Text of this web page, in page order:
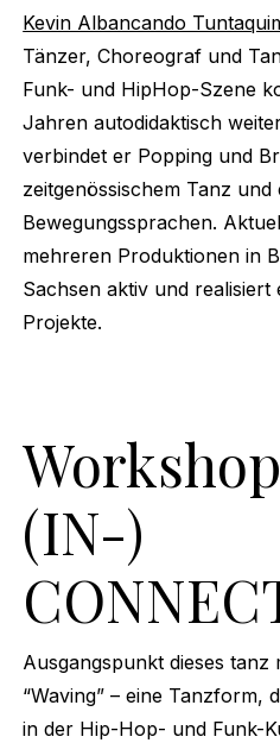
Kevin Albancando
Tänzer, Choreograf und
Funk- und HipHop-Szene
Jahren autodidaktisch
verbindet er Popping und
zeitgenössischem Tanz
Bewegungssprachen.
mehreren Produktionen in
Sachsen aktiv und realisiert
Projekte.
(IN-)
Ausgangspunkt dieses tanz
“Waving” – eine Tanzform,
in der Hip-Hop- und Funk-